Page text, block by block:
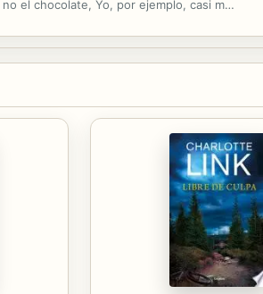
el chocolate, Yo, por ejemplo, casi me